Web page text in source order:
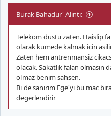
Burak Bahadur' Alıntı:
Telekom dustu zaten. Haislip
olarak kumede kalmak icin
Zaten hem antrenmansiz
olacak. Sakatlik falan olmasin
olmaz benim sahsen.
Bi de sanirim Ege'yi bu mac
degerlendirir